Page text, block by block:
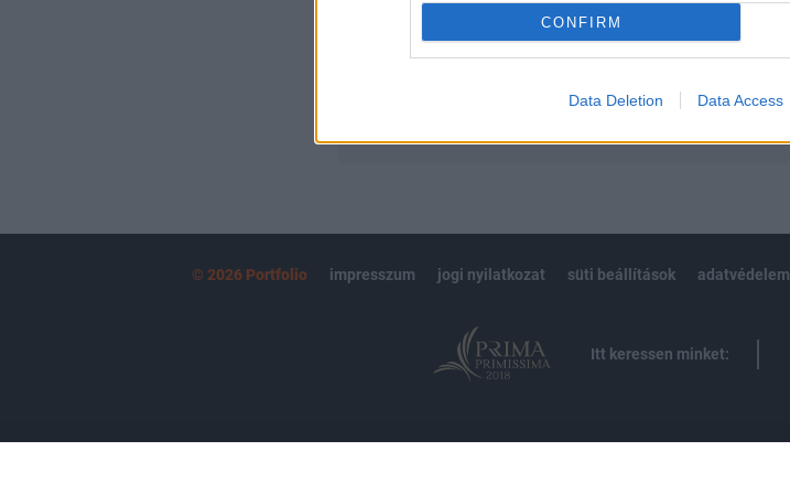
CONFIRM
Data Deletion Data Access
Előfizetés
© 2026 Portfolio impresszum jogi nyilatkozat süti beállítások adatvédelem
Itt keressen minket: